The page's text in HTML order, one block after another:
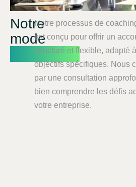
Notre
mode
opératoire
Notre processus de
est conçu pour offrir un
structuré et flexible, adapté
objectifs spécifiques. Nous
par une consultation
bien comprendre les défis
votre entreprise.